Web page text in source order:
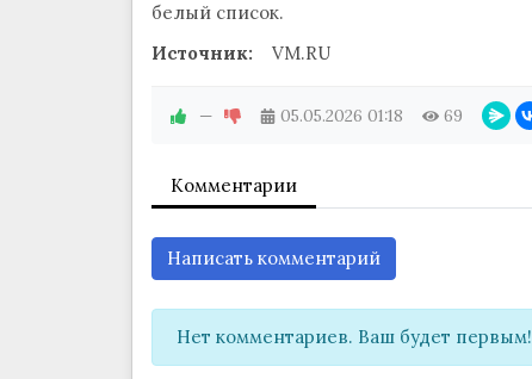
белый список.
Источник:
VM.RU
— 05.05.2026 01:18 69
Комментарии
Написать комментарий
Нет комментариев. Ваш будет первым!